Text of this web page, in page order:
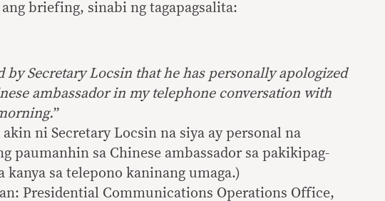
briefing, sinabi ng tagapagsalita:
by Secretary Locsin that he has personally apologized
ambassador in my telephone conversation with
”
akin ni Secretary Locsin na siya ay personal na
paumanhin sa Chinese ambassador sa pakikipag-
kanya sa telepono kaninang umaga.)
Presidential Communications Operations Office,